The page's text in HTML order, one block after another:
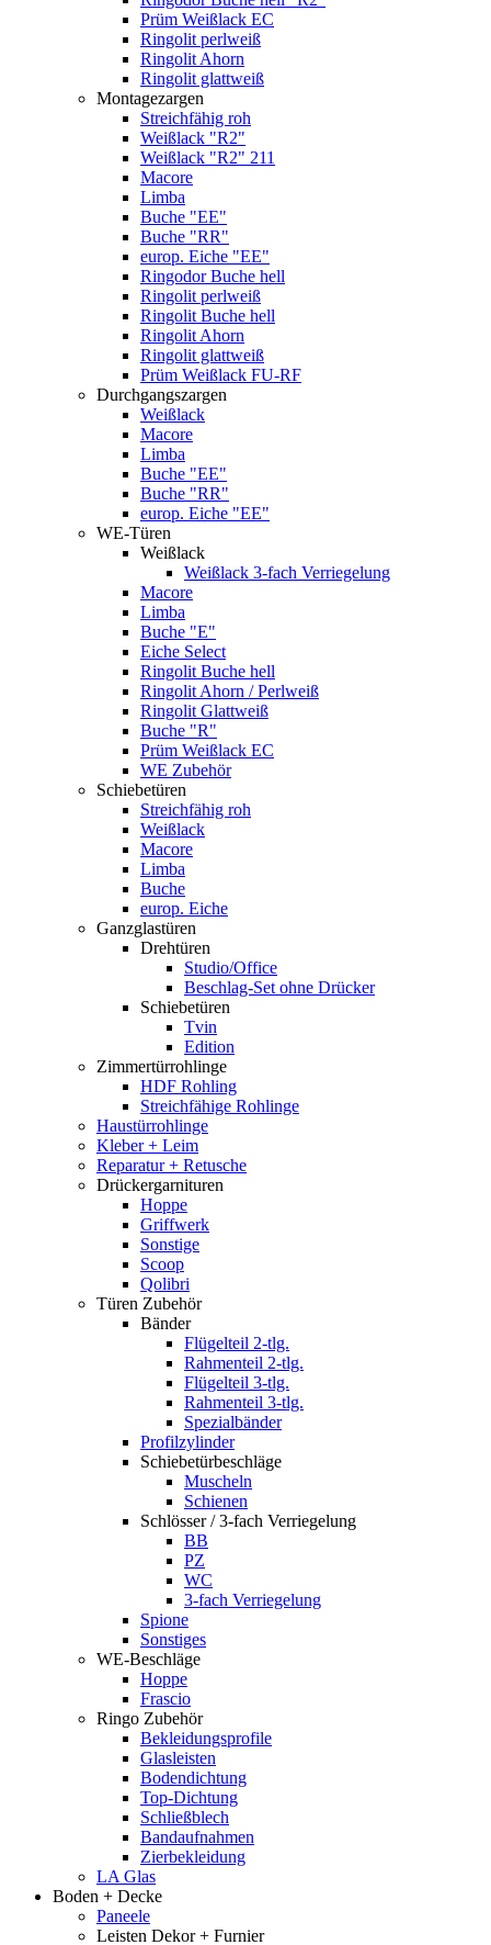
Prüm Weißlack EC
Ringolit perlweiß
Ringolit Ahorn
Ringolit glattweiß
Montagezargen
Streichfähig roh
Weißlack "R2"
Weißlack "R2" 211
Macore
Limba
Buche "EE"
Buche "RR"
europ. Eiche "EE"
Ringodor Buche hell
Ringolit perlweiß
Ringolit Buche hell
Ringolit Ahorn
Ringolit glattweiß
Prüm Weißlack FU-RF
Durchgangszargen
Weißlack
Macore
Limba
Buche "EE"
Buche "RR"
europ. Eiche "EE"
WE-Türen
Weißlack
Weißlack 3-fach Verriegelung
Macore
Limba
Buche "E"
Eiche Select
Ringolit Buche hell
Ringolit Ahorn / Perlweiß
Ringolit Glattweiß
Buche "R"
Prüm Weißlack EC
WE Zubehör
Schiebetüren
Streichfähig roh
Weißlack
Macore
Limba
Buche
europ. Eiche
Ganzglastüren
Drehtüren
Studio/Office
Beschlag-Set ohne Drücker
Schiebetüren
Tvin
Edition
Zimmertürrohlinge
HDF Rohling
Streichfähige Rohlinge
Haustürrohlinge
Kleber + Leim
Reparatur + Retusche
Drückergarnituren
Hoppe
Griffwerk
Sonstige
Scoop
Qolibri
Türen Zubehör
Bänder
Flügelteil 2-tlg.
Rahmenteil 2-tlg.
Flügelteil 3-tlg.
Rahmenteil 3-tlg.
Spezialbänder
Profilzylinder
Schiebetürbeschläge
Muscheln
Schienen
Schlösser / 3-fach Verriegelung
BB
PZ
WC
3-fach Verriegelung
Spione
Sonstiges
WE-Beschläge
Hoppe
Frascio
Ringo Zubehör
Bekleidungsprofile
Glasleisten
Bodendichtung
Top-Dichtung
Schließblech
Bandaufnahmen
Zierbekleidung
LA Glas
Boden + Decke
Paneele
Leisten Dekor + Furnier